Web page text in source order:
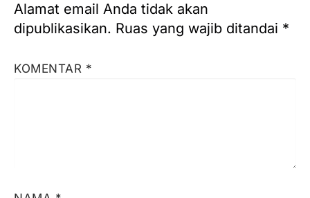
Alamat email Anda tidak akan
dipublikasikan. Ruas yang wajib ditandai *
KOMENTAR *